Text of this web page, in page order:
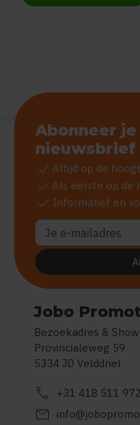
Jobo
Bezoekadres &
Provincialeweg 59
5334 JD Velddriel
call +31 418 511 972
mail
Abonneer je
nieuwsbrief
check Altijd op de
check Als eerste op de
check Informatief en